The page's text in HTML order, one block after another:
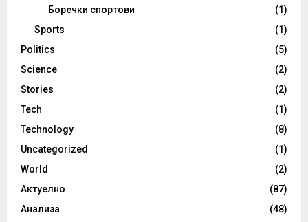
Боречки спортови
(1)
Sports
(1)
Politics
(5)
Science
(2)
Stories
(2)
Tech
(1)
Technology
(8)
Uncategorized
(1)
World
(2)
Актуелно
(87)
Анализа
(48)